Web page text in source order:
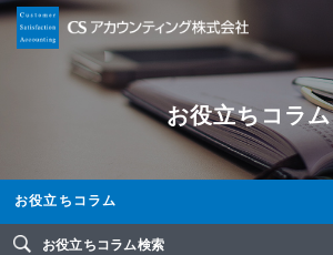
お役立ちコラム
お役立ちコラム
お役立ちコラム検索